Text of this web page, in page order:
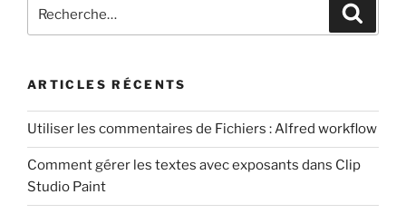
pour
ARTICLES RÉCENTS
Utiliser les commentaires de Fichiers : Alfred workflow
Comment gérer les textes avec exposants dans Clip
Studio Paint